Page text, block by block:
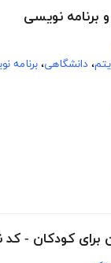
برنامه نویسی
، دانشگاهی، برنامه
برای کودکان -